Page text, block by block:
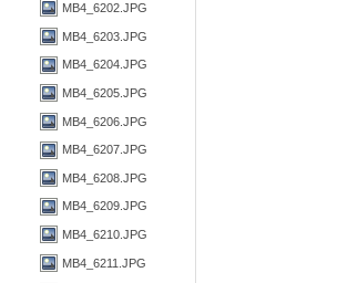
MB4_6202.JPG
MB4_6203.JPG
MB4_6204.JPG
MB4_6205.JPG
MB4_6206.JPG
MB4_6207.JPG
MB4_6208.JPG
MB4_6209.JPG
MB4_6210.JPG
MB4_6211.JPG